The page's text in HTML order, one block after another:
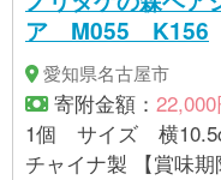
ア M055 K156
愛知県名古屋市
寄附金額： 22,000
1個 サイズ 横10.5cm 高
チャイナ製